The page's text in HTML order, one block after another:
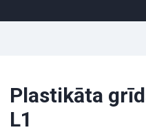
Plastikāta
L1